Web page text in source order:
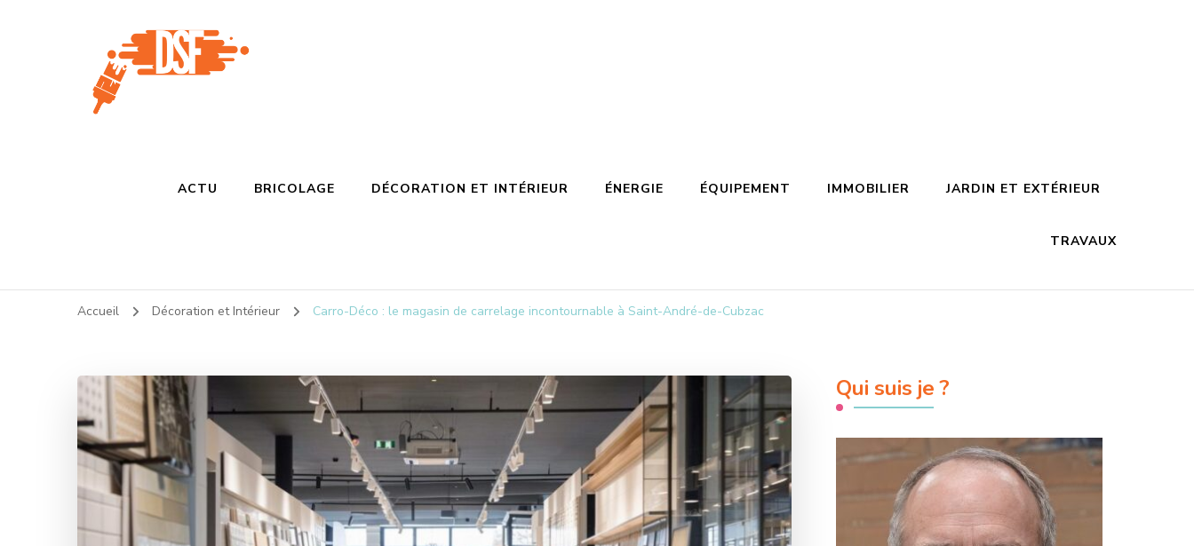
ACTU BRICOLAGE DÉCORATION ET INTÉRIEUR ÉNERGIE ÉQUIPEMENT IMMOBILIER JARDIN ET EXTÉRIEUR
TRAVAUX
Accueil Décoration et Intérieur Carro-Déco : le magasin de carrelage incontournable à Saint-André-de-Cubzac
Qui suis je ?